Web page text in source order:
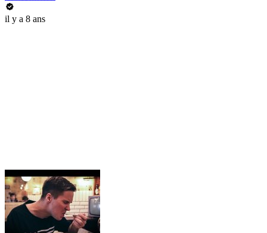
il y a 8 ans